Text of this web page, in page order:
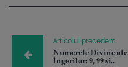
Articolul precedent
Numerele Divine ale
Îngerilor: 9, 99 și...